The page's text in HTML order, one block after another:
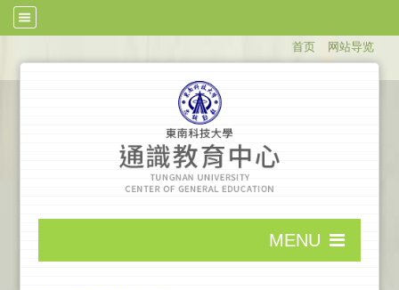
首页 网站导览
MENU